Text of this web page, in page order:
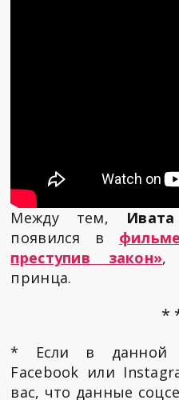
Между тем,
появился в
преступив закон»,
принца.
*
* Если в данной
Facebook или
вас, что данные